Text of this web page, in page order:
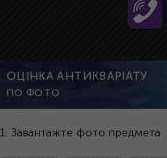
ОЦІНКА АНТИКВАРІАТУ
ПО ФОТО
1. Завантажте фото предмета